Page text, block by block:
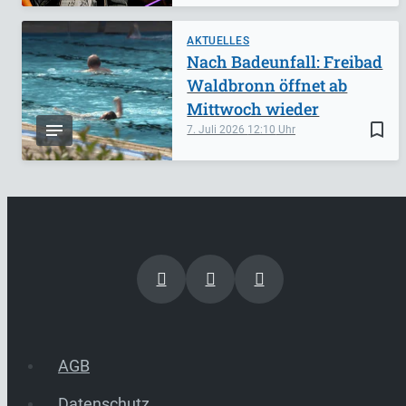
AKTUELLES
bookmark_border
7. Juli 2026 12:10
Nach Badeunfall: Freibad
Waldbronn öffnet ab
Mittwoch wieder
AGB